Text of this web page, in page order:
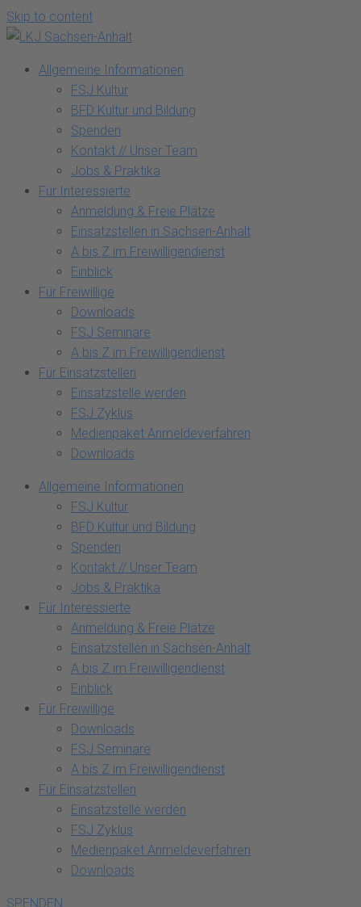
Skip to content
Allgemeine Informationen
FSJ Kultur
BFD Kultur und Bildung
Spenden
Kontakt // Unser Team
Jobs & Praktika
Für Interessierte
Anmeldung & Freie Plätze
Einsatzstellen in Sachsen-Anhalt
A bis Z im Freiwilligendienst
Einblick
Für Freiwillige
Downloads
FSJ Seminare
A bis Z im Freiwilligendienst
Für Einsatzstellen
Einsatzstelle werden
FSJ Zyklus
Medienpaket Anmeldeverfahren
Downloads
Allgemeine Informationen
FSJ Kultur
BFD Kultur und Bildung
Spenden
Kontakt // Unser Team
Jobs & Praktika
Für Interessierte
Anmeldung & Freie Plätze
Einsatzstellen in Sachsen-Anhalt
A bis Z im Freiwilligendienst
Einblick
Für Freiwillige
Downloads
FSJ Seminare
A bis Z im Freiwilligendienst
Für Einsatzstellen
Einsatzstelle werden
FSJ Zyklus
Medienpaket Anmeldeverfahren
Downloads
SPENDEN